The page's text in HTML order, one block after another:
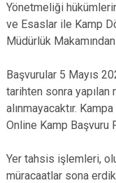
Yönetmeliği
ve Esaslar ile Kamp
Müdürlük
Başvurular 5 Mayıs
tarihten sonra
alınmayacaktır.
Online Kamp Başvuru​​
Yer tahsis işlemleri,
müracaatlar sona